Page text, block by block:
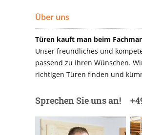
Über uns
Türen kauft man beim
Unser freundliches und
passend zu Ihren Wünschen.
richtigen Türen finden und
Sprechen Sie uns an!